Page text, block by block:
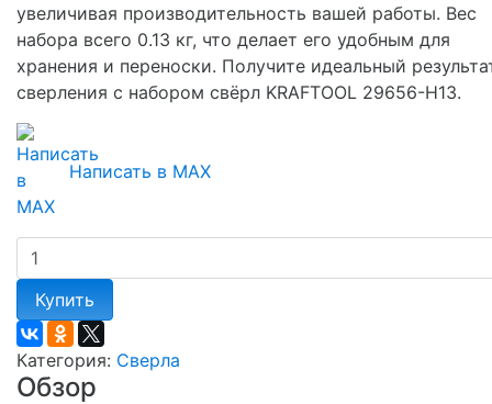
увеличивая производительность вашей работы. Вес
набора всего 0.13 кг, что делает его удобным для
хранения и переноски. Получите идеальный
сверления с набором свёрл KRAFTOOL 29656-H13.
Написать в MAX
Купить
Категория: Сверла
Обзор